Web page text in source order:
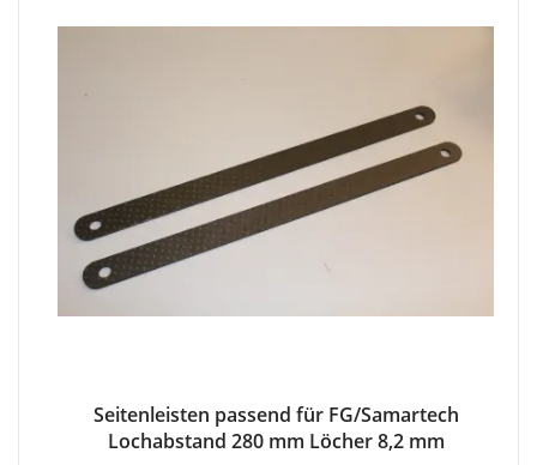
Seitenleisten passend für FG/Samartech
Lochabstand 280 mm Löcher 8,2 mm